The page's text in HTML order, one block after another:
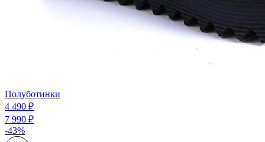
Полуботинки
4 490 ₽
7 990 ₽
-43%